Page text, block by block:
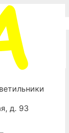
д. 93